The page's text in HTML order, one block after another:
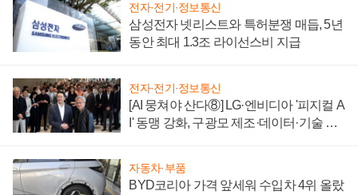
전자·전기·정보통신
삼성전자 넷리스트와 특허분쟁 매듭, 5년
동안 최대 1.3조 라이선스비 지급
전자·전기·정보통신
[AI 뭉쳐야 산다⑧] LG·엔비디아 '피지컬 A
I' 동맹 강화, 구광모 제조·데이터·기술 결
자동차·부품
BYD코리아 가격 앞세워 수입차 4위 올랐